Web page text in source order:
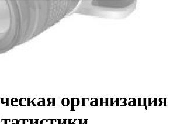
организация